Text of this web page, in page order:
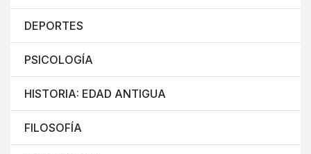
DEPORTES
PSICOLOGÍA
HISTORIA: EDAD ANTIGUA
FILOSOFÍA